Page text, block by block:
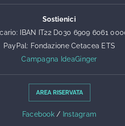
Sostienici
IBAN IT22 D030 6909 6061
PayPal: Fondazione Cetacea ETS
Campagna IdeaGinger
AREA RISERVATA
Facebook / Instagram